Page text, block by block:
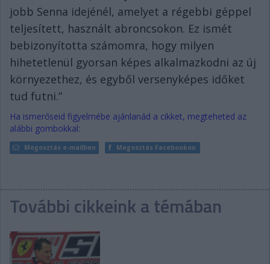
jobb Senna idejénél, amelyet a régebbi géppel
teljesített, használt abroncsokon. Ez ismét
bebizonyította számomra, hogy milyen
hihetetlenül gyorsan képes alkalmazkodni az új
környezethez, és egyből versenyképes időket
tud futni.”
Ha ismerőseid figyelmébe ajánlanád a cikket, megteheted az
alábbi gombokkal:
Megosztás e-mailben Megosztás Facebookon
További cikkeink a témában